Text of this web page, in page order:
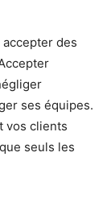
des
ses équipes.
vos clients
seuls les